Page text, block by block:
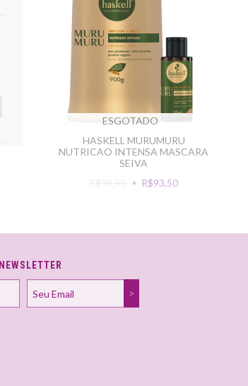
ESGOTADO
HASKELL MURUMURU
NUTRICAO INTENSA MASCARA
SEIVA
R$98,40
R$93,50
NEWSLETTER